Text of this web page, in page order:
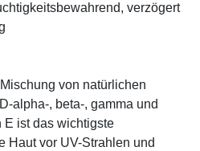
verzögert
von natürlichen
alpha-, beta-, gamma und
E ist das wichtigste
Haut vor UV-Strahlen und